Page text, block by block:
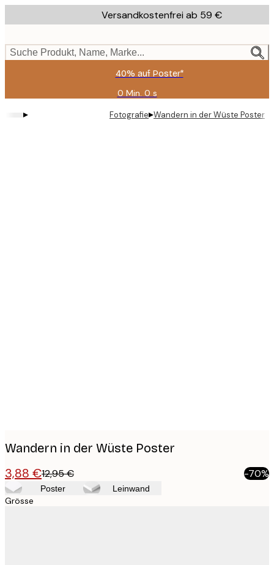
to
content.
Versandkostenfrei ab 59 €
Suche Produkt, Name, Marke...
40% auf Poster*
0 Min. 0 s
Gültig
bis:
2026-
▸ Fotografie▸Wandern in der Wüste Poster
Wandern in der Wüste Poster
3,88 €12,95 € -70%
Poster Leinwand
Grösse